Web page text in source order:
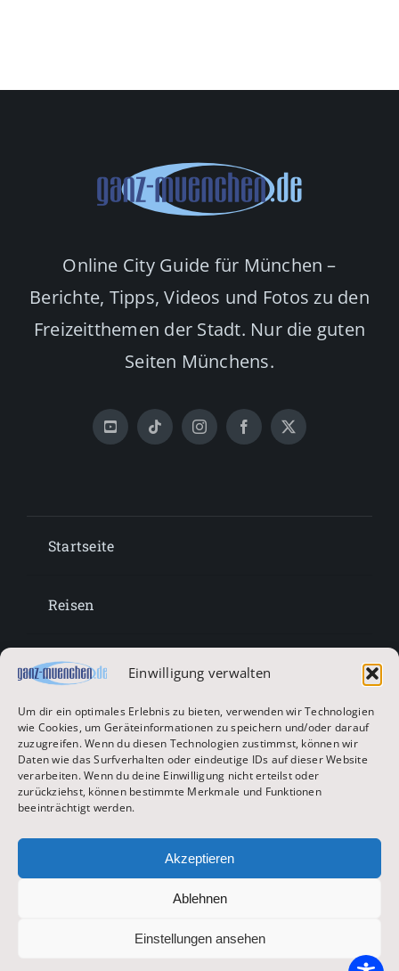
Einwilligung verwalten
Um dir ein optimales Erlebnis zu bieten, verwenden wir Technologien
wie Cookies, um Geräteinformationen zu speichern und/oder darauf
zuzugreifen. Wenn du diesen Technologien zustimmst, können wir
Daten wie das Surfverhalten oder eindeutige IDs auf dieser Website
verarbeiten. Wenn du deine Einwilligung nicht erteilst oder
zurückziehst, können bestimmte Merkmale und Funktionen
beeinträchtigt werden.
Akzeptieren
Ablehnen
Einstellungen ansehen
Online City Guide für München –
Berichte, Tipps, Videos und Fotos zu den
Freizeitthemen der Stadt. Nur die guten
Seiten Münchens.
Startseite
Reisen
Lifestyle
Entertainment
Oktoberfest & Volksfeste
Zur Hauptseite